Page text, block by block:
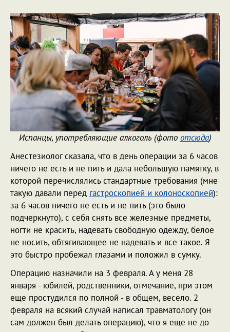
Испанцы, употребляющие алкоголь (фото отсюда)
Анестезиолог сказала, что в день операции за 6 часов
ничего не есть и не пить и дала небольшую памятку, в
которой перечислялись стандартные требования (мне
такую давали перед гастроскопией и колоноскопией):
за 6 часов ничего не есть и не пить (это было
подчеркнуто), с себя снять все железные предметы,
ногти не красить, надевать свободную одежду, белое
не носить, обтягивающее не надевать и все такое. Я
это быстро пробежал глазами и положил в сумку.
Операцию назначили на 3 февраля. А у меня 28
января - юбилей, родственники, отмечание, при этом
еще простудился по полной - в общем, весело. 2
февраля на всякий случай написал травматологу (он
сам должен был делать операцию), что я еще не до